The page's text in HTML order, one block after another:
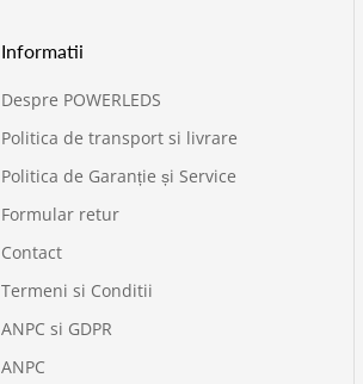
Informatii
Despre POWERLEDS
Politica de transport si livrare
Politica de Garanție și Service
Formular retur
Contact
Termeni si Conditii
ANPC si GDPR
ANPC